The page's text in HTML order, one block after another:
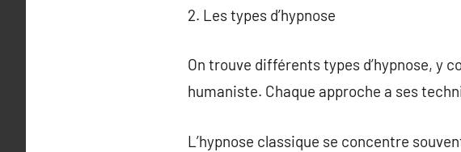
2. Les types d’hypnose
On trouve différents types d’hypnose, y
humaniste. Chaque approche a ses
L’hypnose classique se concentre